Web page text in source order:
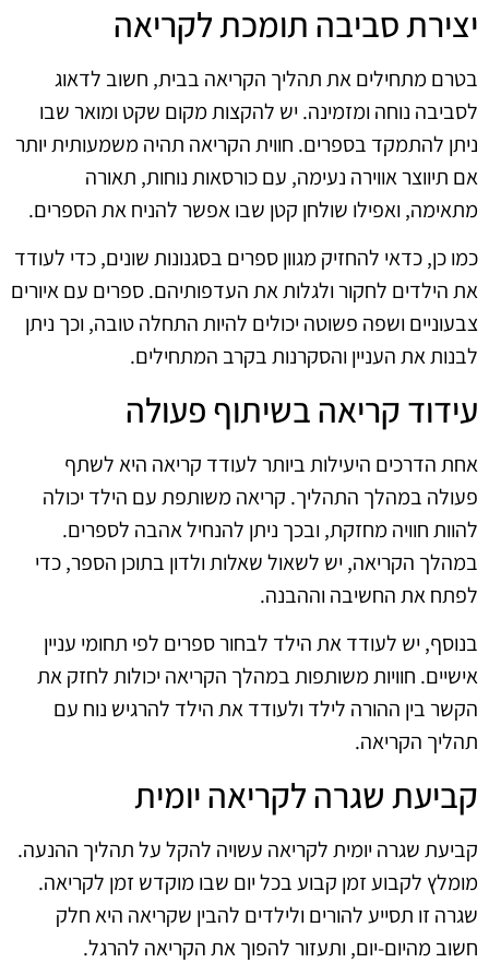
יצירת סביבה תומכת לקריאה
בטרם מתחילים את תהליך הקריאה בבית, חשוב לדאוג
לסביבה נוחה ומזמינה. יש להקצות מקום שקט ומואר שבו
ניתן להתמקד בספרים. חווית הקריאה תהיה משמעותית יותר
אם תיווצר אווירה נעימה, עם כורסאות נוחות, תאורה
מתאימה, ואפילו שולחן קטן שבו אפשר להניח את הספרים.
כמו כן, כדאי להחזיק מגוון ספרים בסגנונות שונים, כדי לעודד
את הילדים לחקור ולגלות את העדפותיהם. ספרים עם איורים
צבעוניים ושפה פשוטה יכולים להיות התחלה טובה, וכך ניתן
לבנות את העניין והסקרנות בקרב המתחילים.
עידוד קריאה בשיתוף פעולה
אחת הדרכים היעילות ביותר לעודד קריאה היא לשתף
פעולה במהלך התהליך. קריאה משותפת עם הילד יכולה
להוות חוויה מחזקת, ובכך ניתן להנחיל אהבה לספרים.
במהלך הקריאה, יש לשאול שאלות ולדון בתוכן הספר, כדי
לפתח את החשיבה וההבנה.
בנוסף, יש לעודד את הילד לבחור ספרים לפי תחומי עניין
אישיים. חוויות משותפות במהלך הקריאה יכולות לחזק את
הקשר בין ההורה לילד ולעודד את הילד להרגיש נוח עם
תהליך הקריאה.
קביעת שגרה לקריאה יומית
קביעת שגרה יומית לקריאה עשויה להקל על תהליך ההנעה.
מומלץ לקבוע זמן קבוע בכל יום שבו מוקדש זמן לקריאה.
שגרה זו תסייע להורים ולילדים להבין שקריאה היא חלק
חשוב מהיום-יום, ותעזור להפוך את הקריאה להרגל.